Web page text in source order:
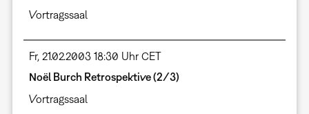
Vortragssaal
Fr, 21.02.2003 18:30 Uhr CET
Noël Burch Retrospektive (2/3)
Vortragssaal